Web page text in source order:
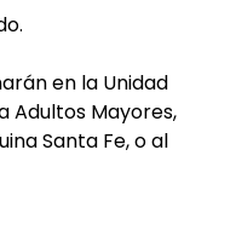
en la Unidad
Adultos Mayores,
Santa Fe, o al